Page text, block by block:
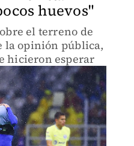
huevos"
el terreno de
la opinión pública,
hicieron esperar